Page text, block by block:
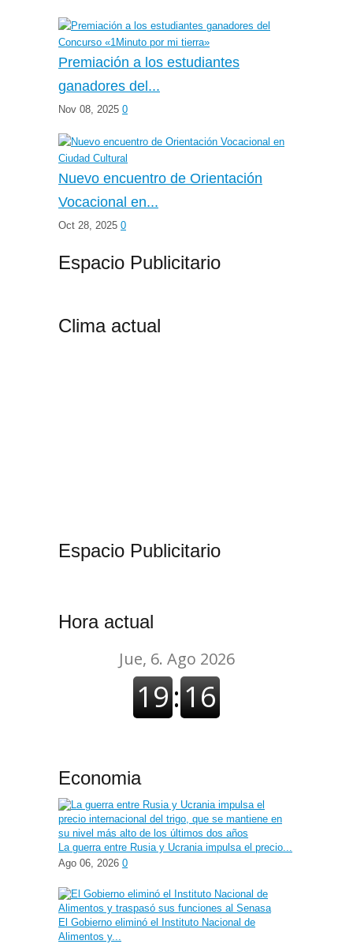
Premiación a los estudiantes
ganadores del...
Nov 08, 2025 0
Nuevo encuentro de Orientación
Vocacional en...
Oct 28, 2025 0
Espacio Publicitario
Clima actual
Espacio Publicitario
Hora actual
Economia
La guerra entre Rusia y Ucrania impulsa el precio...
Ago 06, 2026 0
El Gobierno eliminó el Instituto Nacional de
Alimentos y...